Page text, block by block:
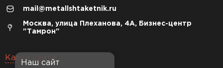
mail@metallshtaketnik.ru
Москва, улица Плеханова, 4А, Бизнес-центр
"Тамрон"
Карта сайта
Наш сайт